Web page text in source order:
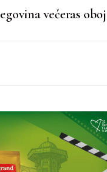
večeras